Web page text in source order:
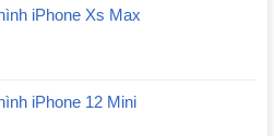
iPhone Xs Max
iPhone 12 Mini